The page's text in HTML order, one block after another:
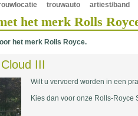
trouwauto artiest/band
het merk Rolls
het merk Rolls Royce.
III
Wilt u vervoerd worden in een
Kies dan voor onze Rolls-Royce